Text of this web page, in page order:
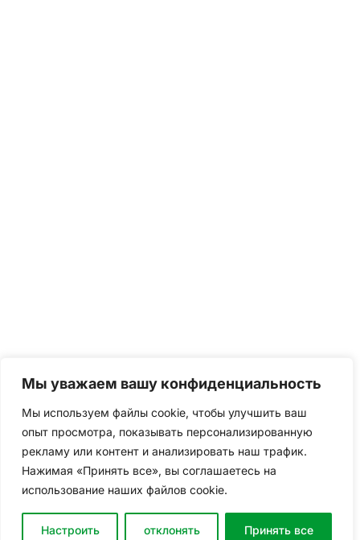
Мы уважаем вашу конфиденциальность
Мы используем файлы cookie, чтобы улучшить ваш
опыт просмотра, показывать персонализированную
рекламу или контент и анализировать наш трафик.
Нажимая «Принять все», вы соглашаетесь на
использование наших файлов cookie.
Настроить отклонять Принять все